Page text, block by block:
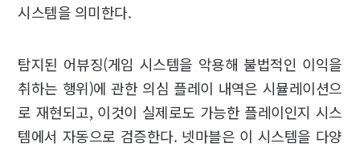
시스템을 의미한다.
탐지된 어뷰징(게임 시스템을 악용해 불법적인 이익을
취하는 행위)에 관한 의심 플레이 내역은 시뮬레이션으
로 재현되고, 이것이 실제로도 가능한 플레이인지 시스
템에서 자동으로 검증한다. 넷마블은 이 시스템을 다양